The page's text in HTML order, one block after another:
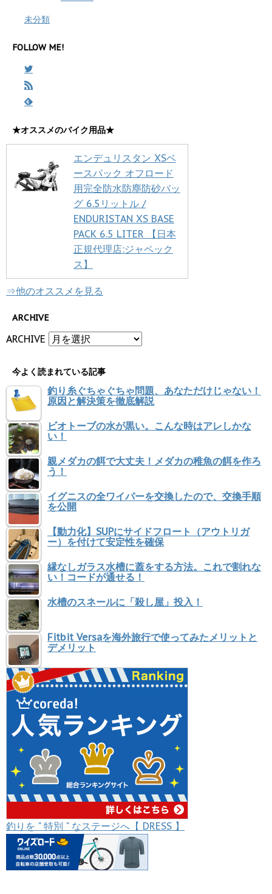
未分類
FOLLOW ME!
★オススメのバイク用品★
エンデュリスタン XSベ
ースパック オフロード
用完全防水防塵防砂バッ
グ 6.5リットル /
ENDURISTAN XS BASE
PACK 6.5 LITER 【日本
正規代理店:ジャペック
ス】
⇒他のオススメを見る
ARCHIVE
ARCHIVE
今よく読まれている記事
釣り糸ぐちゃぐちゃ問題、あなただけじゃない！
原因と解決策を徹底解説
ビオトーブの水が黒い。こんな時はアレしかな
い！
親メダカの餌で大丈夫！メダカの稚魚の餌を作ろ
う！
イグニスの全ワイパーを交換したので、交換手順
を公開
【動力化】SUPにサイドフロート（アウトリガ
ー）を付けて安定性を確保
縁なしガラス水槽に蓋をする方法。これで割れな
い！コードが通せる！
水槽のスネールに「殺し屋」投入！
Fitbit Versaを海外旅行で使ってみたメリットと
デメリット
釣りを " 特別 " なステージへ【 DRESS 】